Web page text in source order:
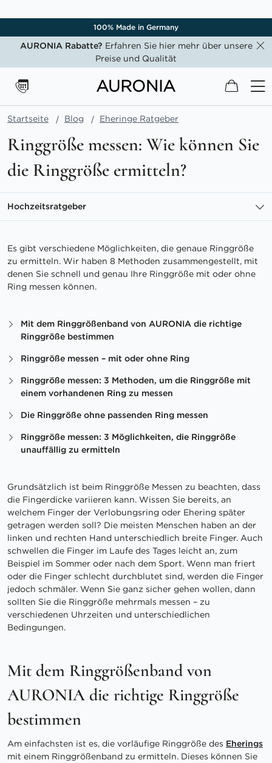
Kostenloser Versand
AURONIA Rabatte? Erfahren Sie hier mehr über unsere
Preise und Qualität
Mein
Startseite Blog Eheringe Ratgeber
Ringgröße messen: Wie können Sie
die Ringgröße ermitteln?
Hochzeitsratgeber
Es gibt verschiedene Möglichkeiten, die genaue Ringgröße
zu ermitteln. Wir haben 8 Methoden zusammengestellt, mit
denen Sie schnell und genau Ihre Ringgröße mit oder ohne
Ring messen können.
Mit dem Ringgrößenband von AURONIA die richtige
Ringgröße bestimmen
Ringgröße messen – mit oder ohne Ring
Ringgröße messen: 3 Methoden, um die Ringgröße mit
einem vorhandenen Ring zu messen
Die Ringgröße ohne passenden Ring messen
Ringgröße messen: 3 Möglichkeiten, die Ringgröße
unauffällig zu ermitteln
Grundsätzlich ist beim Ringgröße Messen zu beachten, dass
die Fingerdicke variieren kann. Wissen Sie bereits, an
welchem Finger der Verlobungsring oder Ehering später
getragen werden soll? Die meisten Menschen haben an der
linken und rechten Hand unterschiedlich breite Finger. Auch
schwellen die Finger im Laufe des Tages leicht an, zum
Beispiel im Sommer oder nach dem Sport. Wenn man friert
oder die Finger schlecht durchblutet sind, werden die Finger
jedoch schmäler. Wenn Sie ganz sicher gehen wollen, dann
sollten Sie die Ringgröße mehrmals messen – zu
verschiedenen Uhrzeiten und unterschiedlichen
Bedingungen.
Mit dem Ringgrößenband von
AURONIA die richtige Ringgröße
bestimmen
Am einfachsten ist es, die vorläufige Ringgröße des Eherings
mit einem Ringgrößenband zu ermitteln. Dieses können Sie